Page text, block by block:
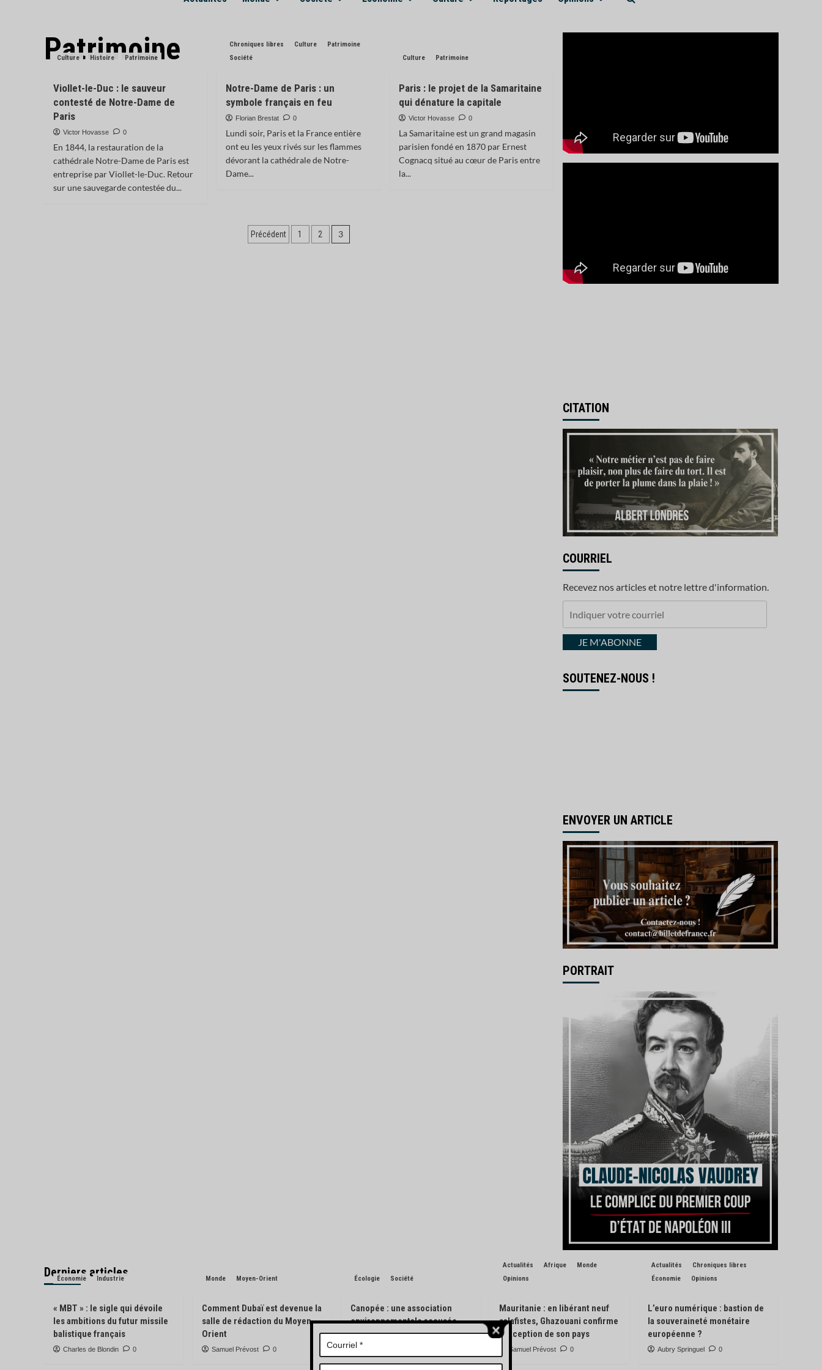
Patrimoine
Culture Histoire Patrimoine
Viollet-le-Duc : le sauveur
contesté de Notre-Dame de
Paris
Victor Hovasse 0
En 1844, la restauration de la
cathédrale Notre-Dame de Paris est
entreprise par Viollet-le-Duc. Retour
sur une sauvegarde contestée du...
Chroniques libres Culture
Patrimoine
Société
Notre-Dame de Paris : un
symbole français en feu
Florian Brestat 0
Lundi soir, Paris et la France entière
ont eu les yeux rivés sur les flammes
dévorant la cathédrale de Notre-
Dame...
Culture Patrimoine
Paris : le projet de la Samaritaine
qui dénature la capitale
Victor Hovasse 0
La Samaritaine est un grand magasin
parisien fondé en 1870 par Ernest
Cognacq situé au cœur de Paris entre
la...
Pagination
Précédent 1 2 3
CITATION
COURRIEL
Recevez nos articles et notre lettre d'information.
courrielJE M'ABONNE
SOUTENEZ-NOUS !
ENVOYER UN ARTICLE
PORTRAIT
Derniers articles
Économie Industrie
« MBT » : le sigle qui dévoile
les ambitions du futur missile
balistique français
Charles de Blondin 0
Monde Moyen-Orient
Comment Dubaï est devenue la
salle de rédaction du Moyen-
Orient
Samuel Prévost 0
Écologie Société
Canopée : une association
environnementale accusée
d’avoir pisté des engins
forestiers
Charles de Blondin 0
Actualités Afrique
Monde
Opinions
Mauritanie : en libérant neuf
salafistes, Ghazouani confirme
l’exception de son pays
Samuel Prévost 0
Actualités
Chroniques libres
Économie
Opinions
L’euro numérique : bastion de
la souveraineté monétaire
européenne ?
Aubry Springuel 0